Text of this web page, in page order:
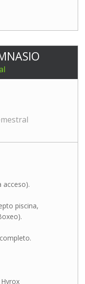
acceso).
piscina,